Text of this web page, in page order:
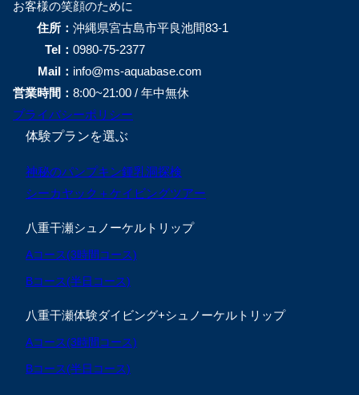
お客様の笑顔のために
住所： 沖縄県宮古島市平良池間83-1
Tel： 0980-75-2377
Mail： info@ms-aquabase.com
営業時間： 8:00~21:00 / 年中無休
プライバシーポリシー
体験プランを選ぶ
神秘のパンプキン鍾乳洞探検
シーカヤック＋ケイビングツアー
八重干瀬シュノーケルトリップ
Aコース(3時間コース)
Bコース(半日コース)
八重干瀬体験ダイビング+シュノーケルトリップ
Aコース(3時間コース)
Bコース(半日コース)